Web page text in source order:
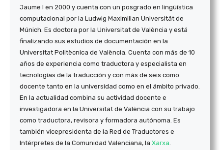
Jaume I en 2000 y cuenta con un posgrado en lingüística
computacional por la Ludwig Maximilian Universität de
Múnich. Es doctora por la Universitat de València y está
finalizando sus estudios de documentación en la
Universitat Politècnica de València. Cuenta con más de 10
años de experiencia como traductora y especialista en
tecnologías de la traducción y con más de seis como
docente tanto en la universidad como en el ámbito privado.
En la actualidad combina su actividad docente e
investigadora en la Universitat de València con su trabajo
como traductora, revisora y formadora autónoma. Es
también vicepresidenta de la Red de Traductores e
Intérpretes de la Comunidad Valenciana, la Xarxa